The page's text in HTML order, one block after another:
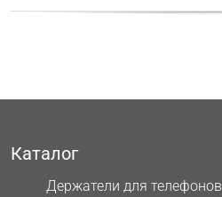
Каталог
Держатели для телефонов